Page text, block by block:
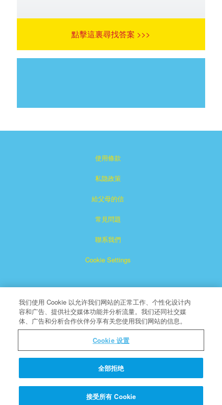
點擊這裏尋找答案 >>>
使用條款
私隐政策
給父母的信
常見問題
聯系我們
Cookie Settings
版權所有
About CBN
我们使用 Cookie 以允许我们网站的正常工作、个性化设计内
容和广告、提供社交媒体功能并分析流量。我们还同社交媒
体、广告和分析合作伙伴分享有关您使用我们网站的信息。
Cookie 设置
全部拒绝
接受所有 Cookie